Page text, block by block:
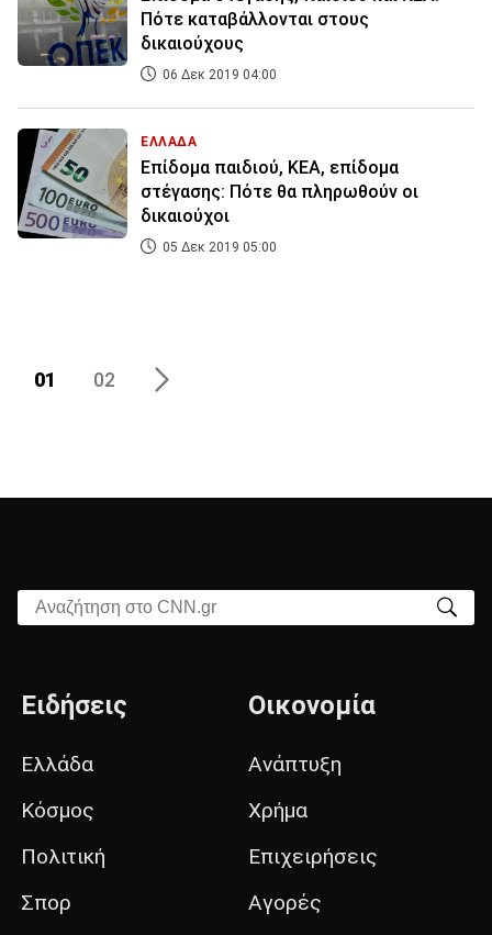
Πότε καταβάλλονται στους
δικαιούχους
06 Δεκ 2019 04:00
ΕΛΛΑΔΑ
Επίδομα παιδιού, ΚΕΑ, επίδομα
στέγασης: Πότε θα πληρωθούν οι
δικαιούχοι
05 Δεκ 2019 05:00
01 02
Αναζήτηση στο CNN.gr
Ειδήσεις
Ελλάδα
Κόσμος
Πολιτική
Σπορ
Οικονομία
Ανάπτυξη
Χρήμα
Επιχειρήσεις
Αγορές